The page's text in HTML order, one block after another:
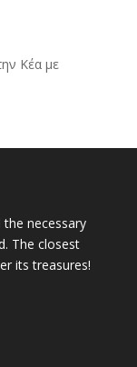
Κέα με
necessary
The closest
its treasures!